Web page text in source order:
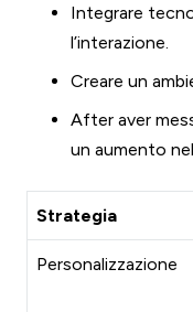
Integrare
l’interazione.
Creare un
After aver
un aumento
Strategia
Personalizzazione